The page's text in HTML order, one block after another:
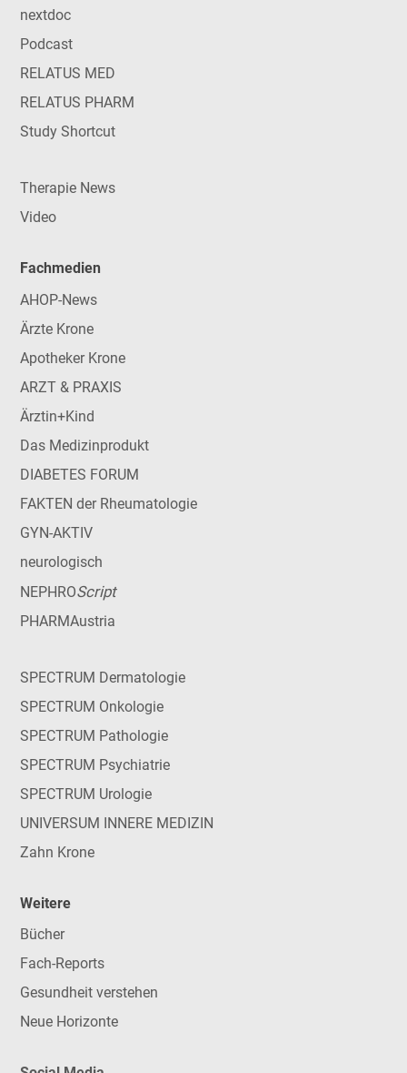
nextdoc
Podcast
RELATUS MED
RELATUS PHARM
Study Shortcut
Therapie News
Video
Fachmedien
AHOP-News
Ärzte Krone
Apotheker Krone
ARZT & PRAXIS
Ärztin+Kind
Das Medizinprodukt
DIABETES FORUM
FAKTEN der Rheumatologie
GYN-AKTIV
neurologisch
NEPHROScript
PHARMAustria
SPECTRUM Dermatologie
SPECTRUM Onkologie
SPECTRUM Pathologie
SPECTRUM Psychiatrie
SPECTRUM Urologie
UNIVERSUM INNERE MEDIZIN
Zahn Krone
Weitere
Bücher
Fach-Reports
Gesundheit verstehen
Neue Horizonte